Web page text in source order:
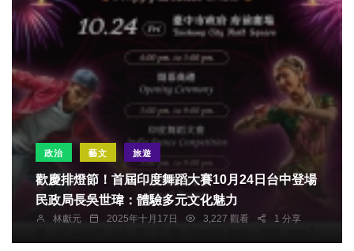
政治 藝文 旅遊
歡慶排燈節！首屆印度舞蹈大賽10月24日台中登場
民政局長吳世瑋：體驗多元文化魅力
林獻元 2025年十月17日 3,227 觀看 1 分享